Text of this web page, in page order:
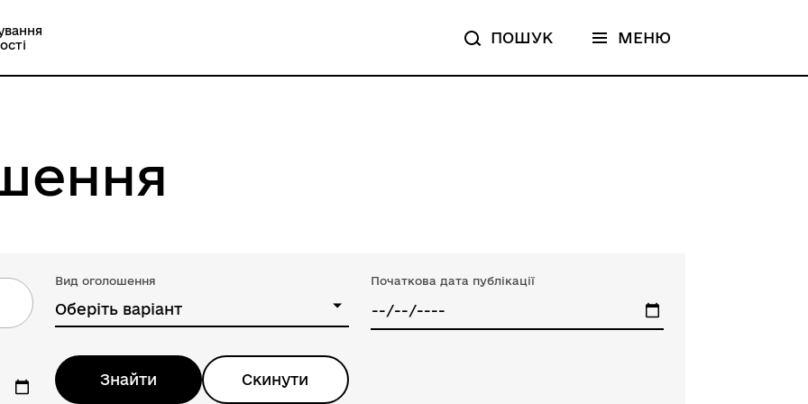
ПОШУК МЕНЮ
Вид оголошення
Оберіть варіант
Початкова дата публікації
Знайти Скинути